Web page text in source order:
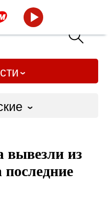
вывезли из